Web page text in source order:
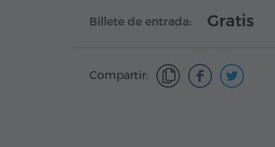
Billete de entrada: Gratis
Compartir: